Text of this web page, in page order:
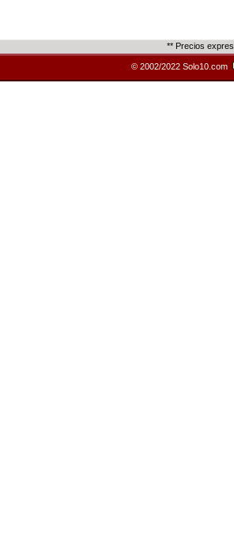
** Precios
© 2002/2022 Solo10.com